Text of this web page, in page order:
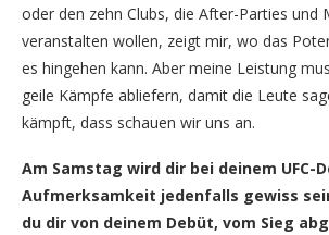
oder den zehn Clubs, die After-Parties und
veranstalten wollen, zeigt mir, wo das
es hingehen kann. Aber meine Leistung
geile Kämpfe abliefern, damit die Leute
kämpft, dass schauen wir uns an.
Am Samstag wird dir bei deinem UFC-
Aufmerksamkeit jedenfalls gewiss
du dir von deinem Debüt, vom Sieg